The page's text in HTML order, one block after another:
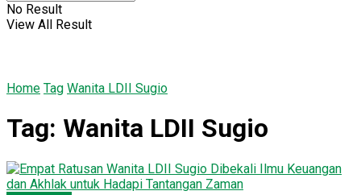
No Result
View All Result
Home Tag Wanita LDII Sugio
Tag: Wanita LDII Sugio